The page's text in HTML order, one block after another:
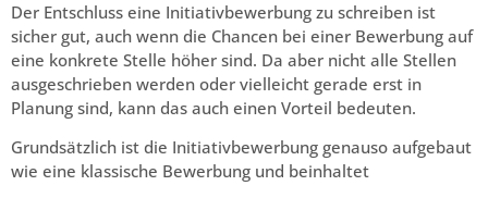
Der Entschluss eine Initiativbewerbung zu schreiben ist
sicher gut, auch wenn die Chancen bei einer Bewerbung auf
eine konkrete Stelle höher sind. Da aber nicht alle Stellen
ausgeschrieben werden oder vielleicht gerade erst in
Planung sind, kann das auch einen Vorteil bedeuten.
Grundsätzlich ist die Initiativbewerbung genauso aufgebaut
wie eine klassische Bewerbung und beinhaltet